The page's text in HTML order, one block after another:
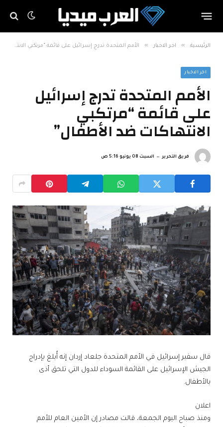
الرئيسية » اخر الاخبار » الأمم المتحدة تدرج إسرائيل على قائمة “مرتكبي الانتهاكات ضد الأطفال”
اخر الاخبار
الأمم المتحدة تدرج إسرائيل
على قائمة “مرتكبي
الانتهاكات ضد الأطفال”
فريق التحرير السبت 08 يونيو 5:16 ص
قال سفير إسرائيل في الأمم المتحدة جلعاد إردان إنه أُبلغ بإدراج
الجيش الإسرائيل على القائمة السوداء للدول التي تلحق أذى
بالأطفال.
اعلان
ومنذ صباح اليوم الجمعة، قالت مصادر إن الأمين العام للأمم